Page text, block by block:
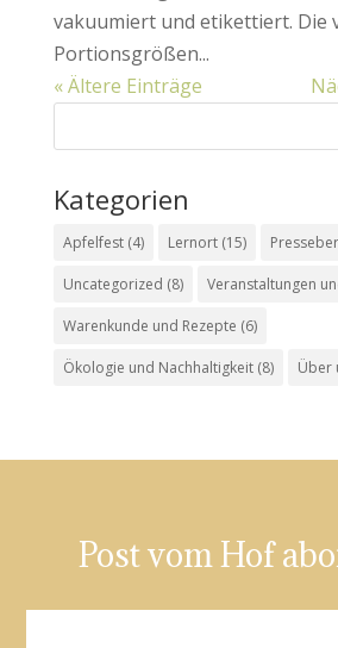
vakuumiert und etikettiert. Die
Portionsgrößen...
« Ältere Einträge
Kategorien
Apfelfest(4) Lernort(15)
Uncategorized (8) Veranstaltungen
Warenkunde und Rezepte (6)
Ökologie und Nachhaltigkeit(8) Über
Post vom Hof